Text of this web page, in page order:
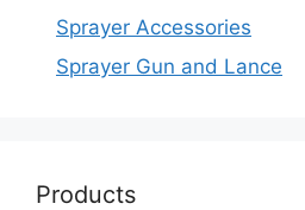
Sprayer Accessories
Sprayer Gun and Lance
Products